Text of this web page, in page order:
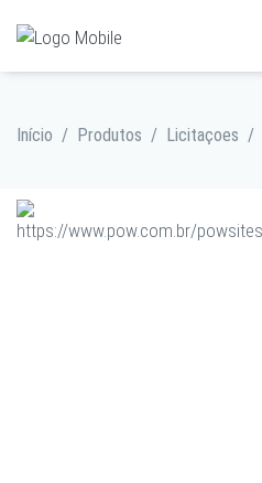
Início / Produtos / Licitaçoes /